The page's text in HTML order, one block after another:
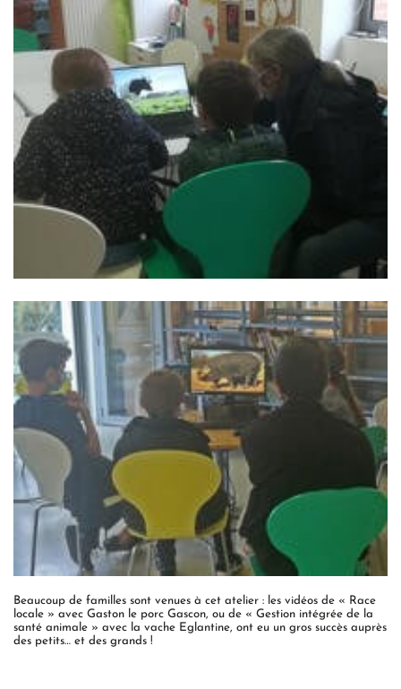
Beaucoup de familles sont venues à cet atelier : les vidéos de « Race
locale » avec Gaston le porc Gascon, ou de « Gestion intégrée de la
santé animale » avec la vache Eglantine, ont eu un gros succès auprès
des petits… et des grands !